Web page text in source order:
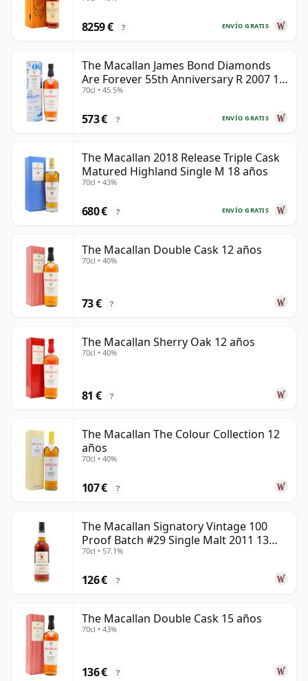
ENVÍO GRATIS
8259 € ?
The Macallan James Bond Diamonds
Are Forever 55th Anniversary R 2007 18
años
70cl • 45.5%
ENVÍO GRATIS
573 € ?
The Macallan 2018 Release Triple Cask
Matured Highland Single M 18 años
70cl • 43%
ENVÍO GRATIS
680 € ?
The Macallan Double Cask 12 años
70cl • 40%
73 € ?
The Macallan Sherry Oak 12 años
70cl • 40%
81 € ?
The Macallan The Colour Collection 12
años
70cl • 40%
107 € ?
The Macallan Signatory Vintage 100
Proof Batch #29 Single Malt 2011 13
años
70cl • 57.1%
126 € ?
The Macallan Double Cask 15 años
70cl • 43%
136 € ?